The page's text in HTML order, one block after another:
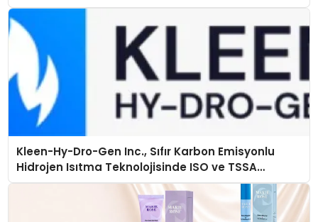
Kleen-Hy-Dro-Gen Inc., Sıfır Karbon Emisyonlu
Hidrojen Isıtma Teknolojisinde ISO ve TSSA
Düzenleyici Onaylarını Aldı